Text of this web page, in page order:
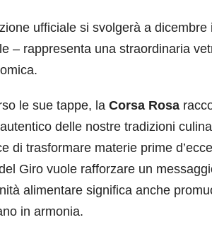
ufficiale si svolgerà a dicembre
– rappresenta una straordinaria
le sue tappe, la Corsa Rosa
delle nostre tradizioni
di trasformare materie prime
Giro vuole rafforzare un
alimentare significa anche
in armonia.